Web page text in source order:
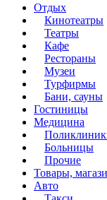
Отдых
Кинотеатры
Театры
Кафе
Рестораны
Музеи
Турфирмы
Бани, сауны
Гостиницы
Медицина
Больницы
Прочие
Товары,
Авто